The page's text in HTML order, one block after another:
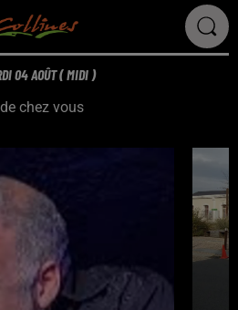
04 AOÛT ( MIDI )
chez vous